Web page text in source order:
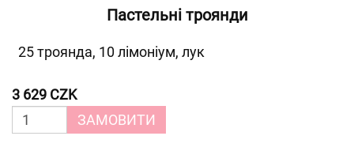
Пастельні троянди
25 троянда, 10 лімоніум, лук
3 629 CZK
ЗАМОВИТИ